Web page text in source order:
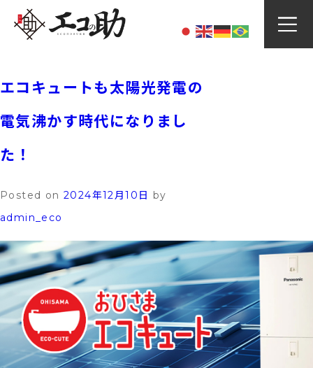
カテゴリー:ニュース
エコキュートも太陽光発電の
電気沸かす時代になりまし
た！
Posted on2024年12月10日 by
admin_eco